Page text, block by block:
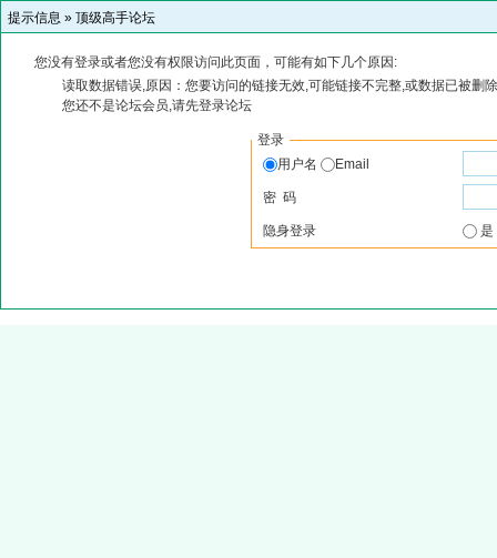
提示信息 » 顶级高手论坛
您没有登录或者您没有权限访问此页面，可能有如下几个原因:
读取数据错误,原因：您要访问的链接无效,可能链接不完整,或数据已被删
您还不是论坛会员,请先登录论坛
登录
用户名
Email
密 码
隐身登录